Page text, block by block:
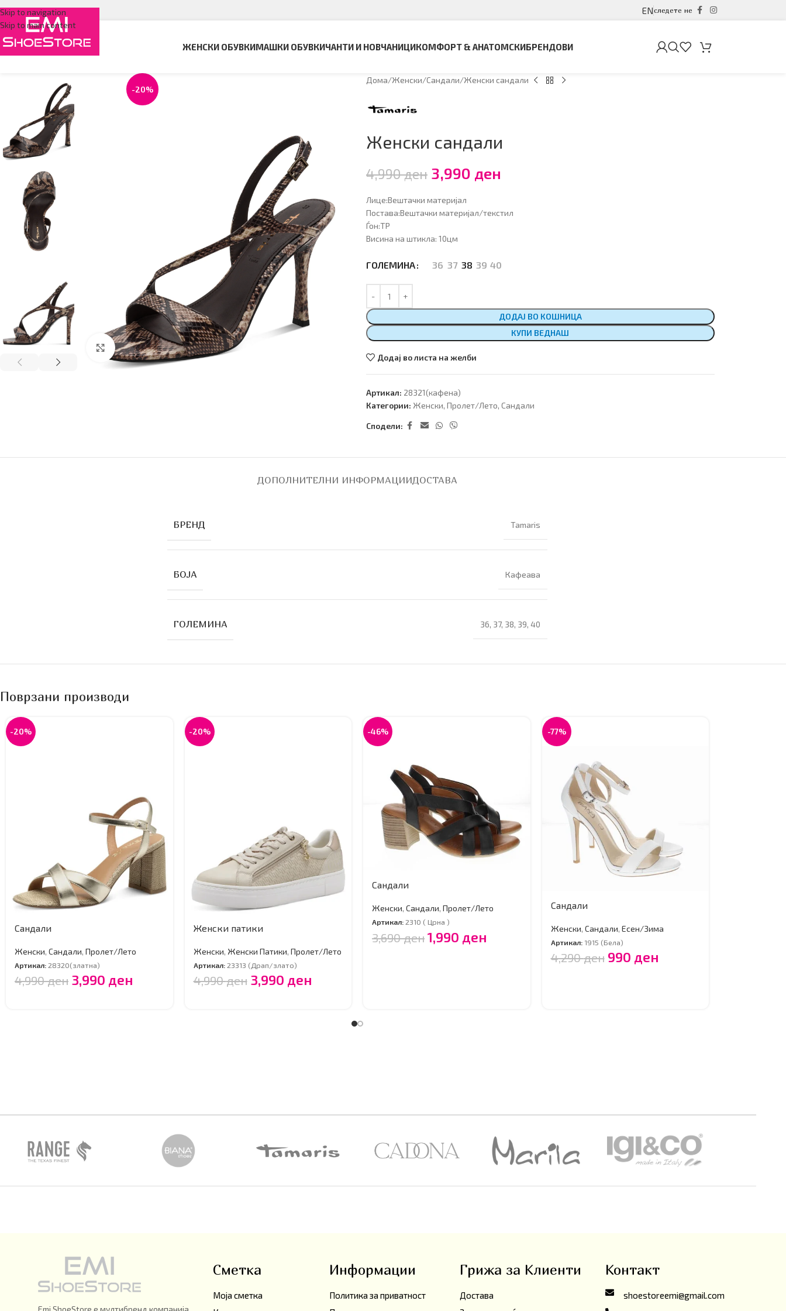
Skip to navigation
Skip to main content
ENследете не
ЖЕНСКИ ОБУВКИМАШКИ ОБУВКИЧАНТИ И НОВЧАНИЦИКОМФОРТ & АНАТОМСКИБРЕНДОВИ
-20%
Click to enlarge
Дома Женски Сандали Женски сандали
Женски сандали
4,990ден 3,990 ден
Лице:Вештачки материјал
Постава:Вештачки материјал/текстил
Ѓон:ТР
Висина на штикла: 10цм
ГОЛЕМИНА 36 37 38 39 40
ДОДАЈ ВО КОШНИЦА
КУПИ ВЕДНАШ
Додај во листа на желби
Артикал: 28321(кафена)
Категории: Женски, Пролет/Лето, Сандали
Сподели:
ДОПОЛНИТЕЛНИ ИНФОРМАЦИИДОСТАВА
БРЕНД Tamaris
БОЈА Кафеава
ГОЛЕМИНА 36, 37, 38, 39, 40
Поврзани производи
-20%
Сандали
Женски, Сандали, Пролет/Лето
Артикал:28320(златна)
4,990ден 3,990 ден
-20%
Женски патики
Женски, Женски Патики, Пролет/Лето
Артикал:23313 (Драп/злато)
4,990ден 3,990 ден
-46%
Сандали
Женски, Сандали, Пролет/Лето
Артикал:2310 ( Црна )
3,690ден 1,990 ден
-77%
Сандали
Женски, Сандали, Есен/Зима
Артикал: 1915 (Бела)
4,290ден 990 ден
Emi ShoeStore е мултибренд компанија
Сметка
Моја сметка
Информации
Политика за приватност
Грижа за Клиенти
Достава
Контакт
shoestoreemi@gmail.com